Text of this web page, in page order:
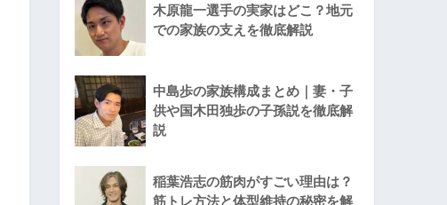
木原龍一選手の実家はどこ？地元
での家族の支えを徹底解説
中島歩の家族構成まとめ｜妻・子
供や国木田独歩の子孫説を徹底解
説
稲葉浩志の筋肉がすごい理由は？
筋トレ方法と体型維持の秘密を解